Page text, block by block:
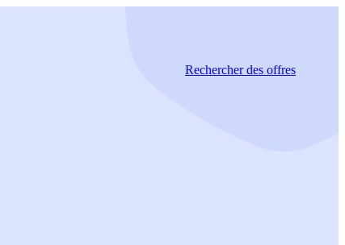
Rechercherdes offres